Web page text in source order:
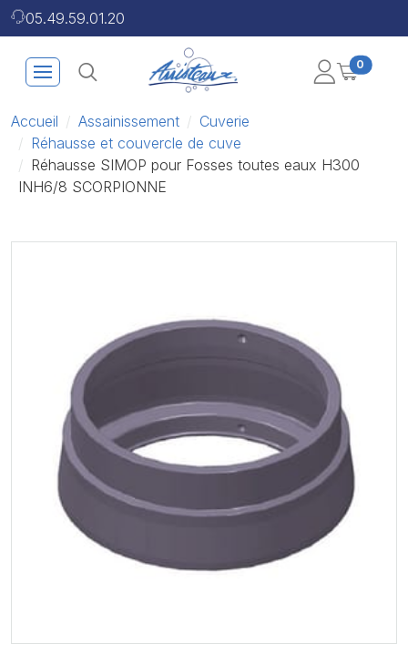
05.49.59.01.20
0
Accueil Assainissement
Cuverie
Réhausse et couvercle de cuve
Réhausse SIMOP pour Fosses toutes eaux H300
INH6/8 SCORPIONNE